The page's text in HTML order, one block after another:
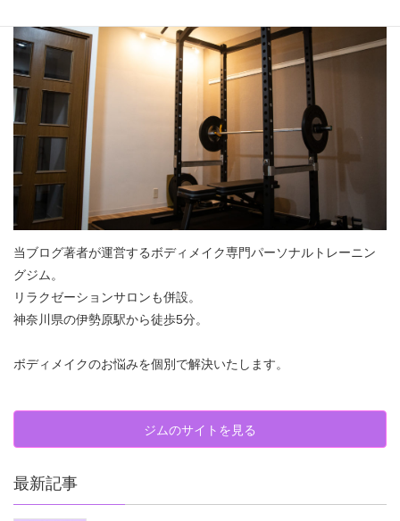
当ブログ著者が運営するボディメイク専門パーソナルトレーニン
グジム。
リラクゼーションサロンも併設。
神奈川県の伊勢原駅から徒歩5分。
ボディメイクのお悩みを個別で解決いたします。
ジムのサイトを見る
最新記事